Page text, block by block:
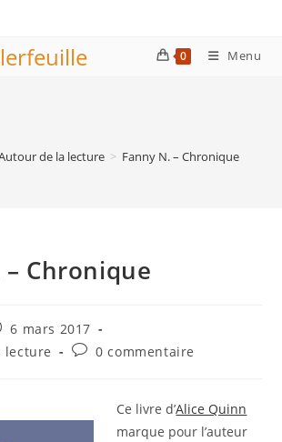
0 Menu
de la lecture > Fanny N. – Chronique
– Chronique
:
6 mars 2017
lecture
Commentaires
publication :
0 commentaire
Ce livre d’Alice Quinn
marque pour l’auteur